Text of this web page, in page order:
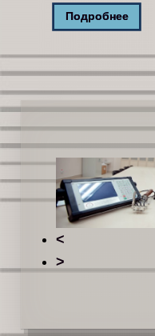
Подробнее
<
>